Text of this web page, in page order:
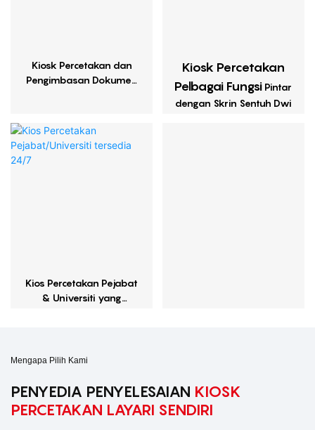
Kiosk Percetakan dan
Pengimbasan Dokumen
Kiosk Percetakan
Pelbagai Fungsi Pintar
dengan Skrin Sentuh Dwi
Kios Percetakan Pejabat
& Universiti yang
Mengapa Pilih Kami
PENYEDIA PENYELESAIAN KIOSK
PERCETAKAN LAYARI SENDIRI